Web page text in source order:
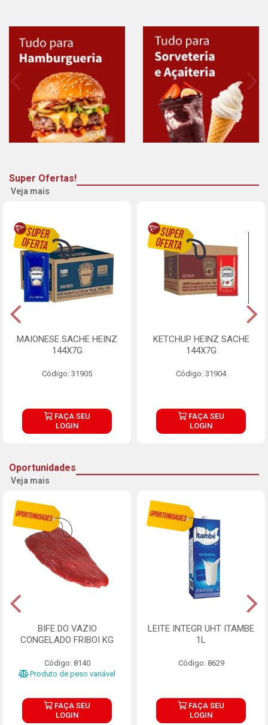
Super Ofertas!
Veja mais
MAIONESE SACHE HEINZ
144X7G
Código: 31905
FAÇA SEU
LOGIN
KETCHUP HEINZ SACHE
144X7G
Código: 31904
FAÇA SEU
LOGIN
Oportunidades
Veja mais
BIFE DO VAZIO
CONGELADO FRIBOI KG
Código: 8140
Produto de peso variável
FAÇA SEU
LOGIN
LEITE INTEGR UHT ITAMBE
1L
Código: 8629
FAÇA SEU
LOGIN